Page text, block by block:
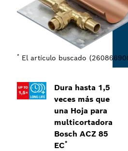
Dura hasta 1,5
veces más que
una Hoja para
multicortadora
Bosch ACZ 85
EC*
* El artículo buscado